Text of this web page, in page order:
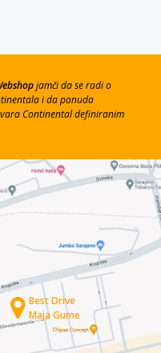
jamči da se radi o
i da ponuda
Continental definiranim
Best Drive
Maja Gume